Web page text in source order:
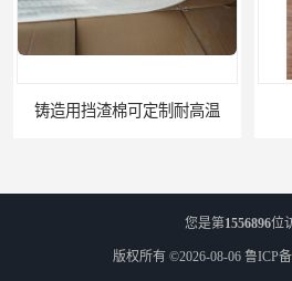
铸造用挡渣棉可定制耐高温
您是第1556896位
版权所有 ©2026-08-06 鲁ICP